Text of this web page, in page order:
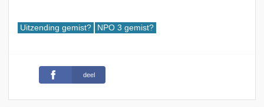
Uitzending gemist? NPO 3 gemist?
deel